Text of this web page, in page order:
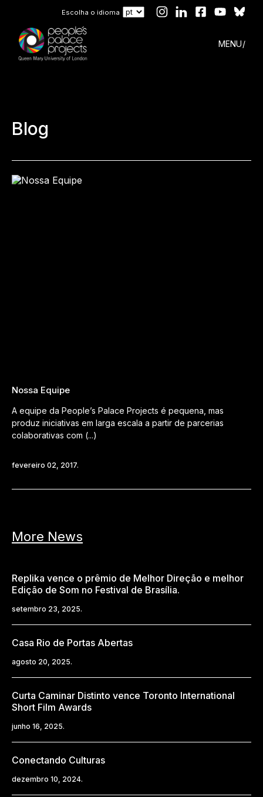
Escolha o idioma
MENU
Blog
Nossa Equipe
A equipe da People’s Palace Projects é pequena, mas
produz iniciativas em larga escala a partir de parcerias
colaborativas com (...)
fevereiro 02, 2017.
More News
Replika vence o prêmio de Melhor Direção e melhor
Edição de Som no Festival de Brasília.
setembro 23, 2025.
Casa Rio de Portas Abertas
agosto 20, 2025.
Curta Caminar Distinto vence Toronto International
Short Film Awards
junho 16, 2025.
Conectando Culturas
dezembro 10, 2024.